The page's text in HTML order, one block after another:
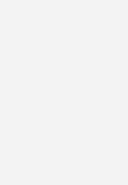
folder ontwikkeld
[…]